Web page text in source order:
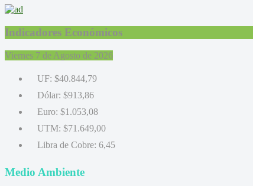
Indicadores Económicos
Viernes 7 de Agosto de 2026
UF: $40.844,79
Dólar: $913,86
Euro: $1.053,08
UTM: $71.649,00
Libra de Cobre: 6,45
Medio Ambiente